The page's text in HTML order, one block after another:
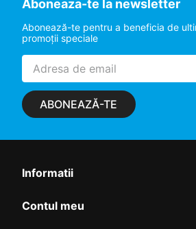
Aboneaza-te la newsletter
Abonează-te pentru a beneficia de
promoţii speciale
ABONEAZĂ-TE
Informatii
Contul meu